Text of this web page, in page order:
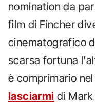
nomination da
film di Fincher
cinematografico
scarsa fortuna
è comprimario
lasciarmi di Mark